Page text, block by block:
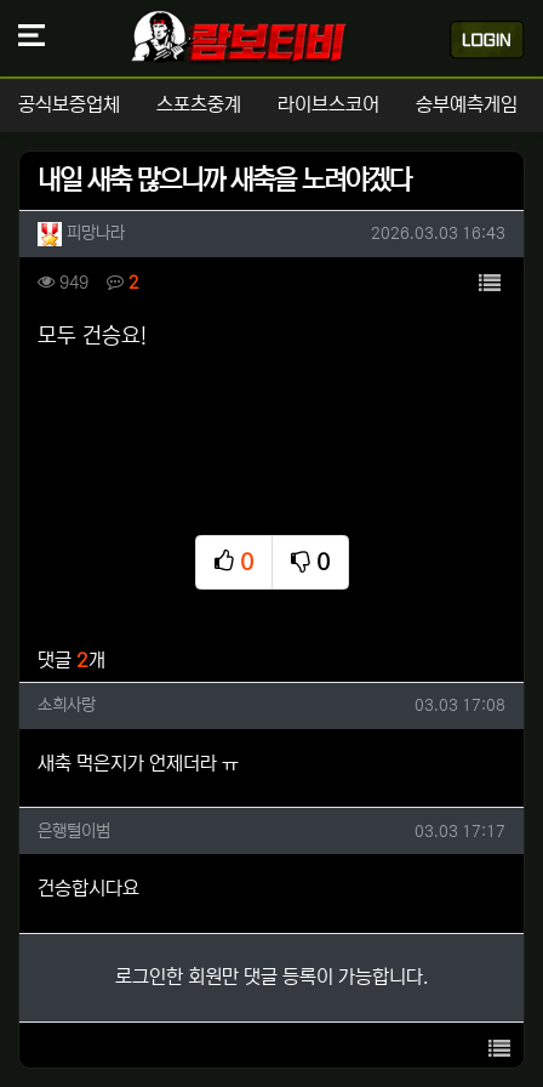
공식보증업체 스포츠중계 라이브스코어 승부예측게임
내일 새축 많으니까 새축을 노려야겠다
작성자 정보
피망나라작성 작성일
2026.03.03 16:43
컨텐츠 정보
949조회 2댓글 목록
본문
모두 건승요!
0
추천
0
비추천
댓글 2개
소희사랑님의 댓글
소희사랑 작성일
03.03 17:08
새축 먹은지가 언제더라 ㅠ
은행털이범님의 댓글
은행털이범 작성일
03.03 17:17
건승합시다요
로그인한 회원만 댓글 등록이 가능합니다.
목록